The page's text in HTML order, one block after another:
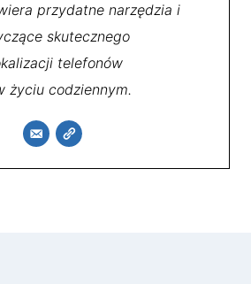
przydatne narzędzia i
skutecznego
telefonów
życiu codziennym.